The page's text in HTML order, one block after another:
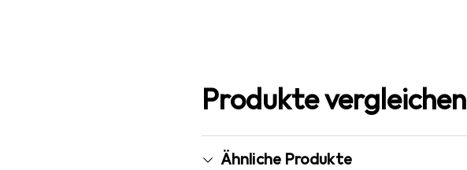
Produkte vergleichen
Ähnliche Produkte